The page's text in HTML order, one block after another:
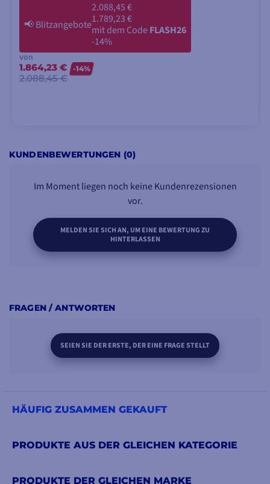
📢Blitzangebote
2.088,45 €
1.789,23 €
mit dem CodeFLASH26
-14%
von
1.864,23 €
2.088,45 €
-14%
KUNDENBEWERTUNGEN (0)
Im Moment liegen noch keine Kundenrezensionen
vor.
MELDEN SIE SICH AN, UM EINE BEWERTUNG ZU
HINTERLASSEN
FRAGEN / ANTWORTEN
SEIEN SIE DER ERSTE, DER EINE FRAGE STELLT
HÄUFIG ZUSAMMEN GEKAUFT
PRODUKTE AUS DER GLEICHEN KATEGORIE
PRODUKTE DER GLEICHEN MARKE